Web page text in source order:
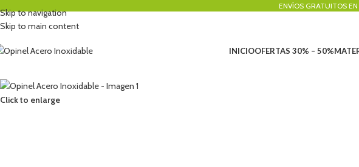
Skip to navigation
Skip to main content
ENVÍOS GRATUITOS
INICIOOFERTAS 30% – 50%
Click to enlarge